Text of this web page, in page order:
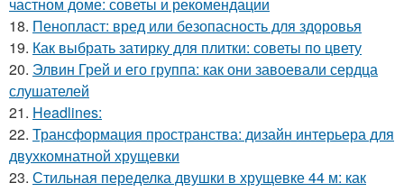
18. Пенопласт: вред или безопасность для здоровья
19. Как выбрать затирку для плитки: советы по цвету
20. Элвин Грей и его группа: как они завоевали сердца
слушателей
21. Headlines:
22. Трансформация пространства: дизайн интерьера для
двухкомнатной хрущевки
23. Стильная переделка двушки в хрущевке 44 м: как